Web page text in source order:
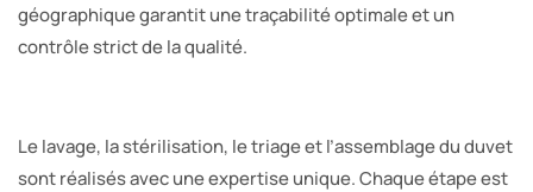
géographique garantit une traçabilité optimale et un
contrôle strict de la qualité.
Le lavage, la stérilisation, le triage et l’assemblage du duvet
sont réalisés avec une expertise unique. Chaque étape est